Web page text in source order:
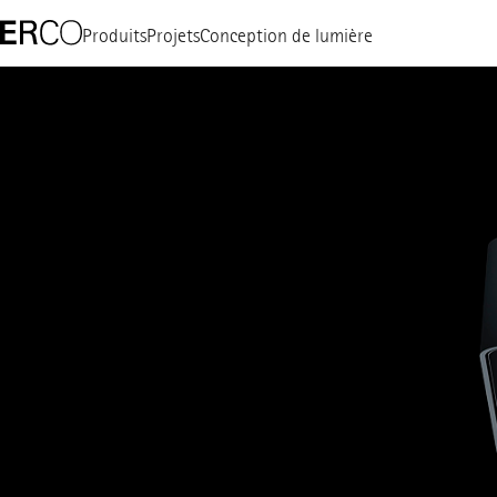
ProduitsProjetsConception de lumière